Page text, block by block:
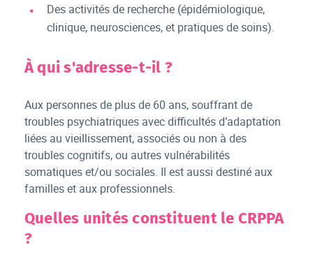
Des activités de recherche (épidémiologique,
clinique, neurosciences, et pratiques de soins).
À qui s'adresse-t-il ?
Aux personnes de plus de 60 ans, souffrant de
troubles psychiatriques avec difficultés d’adaptation
liées au vieillissement, associés ou non à des
troubles cognitifs, ou autres vulnérabilités
somatiques et/ou sociales. Il est aussi destiné aux
familles et aux professionnels.
Quelles unités constituent le CRPPA
?